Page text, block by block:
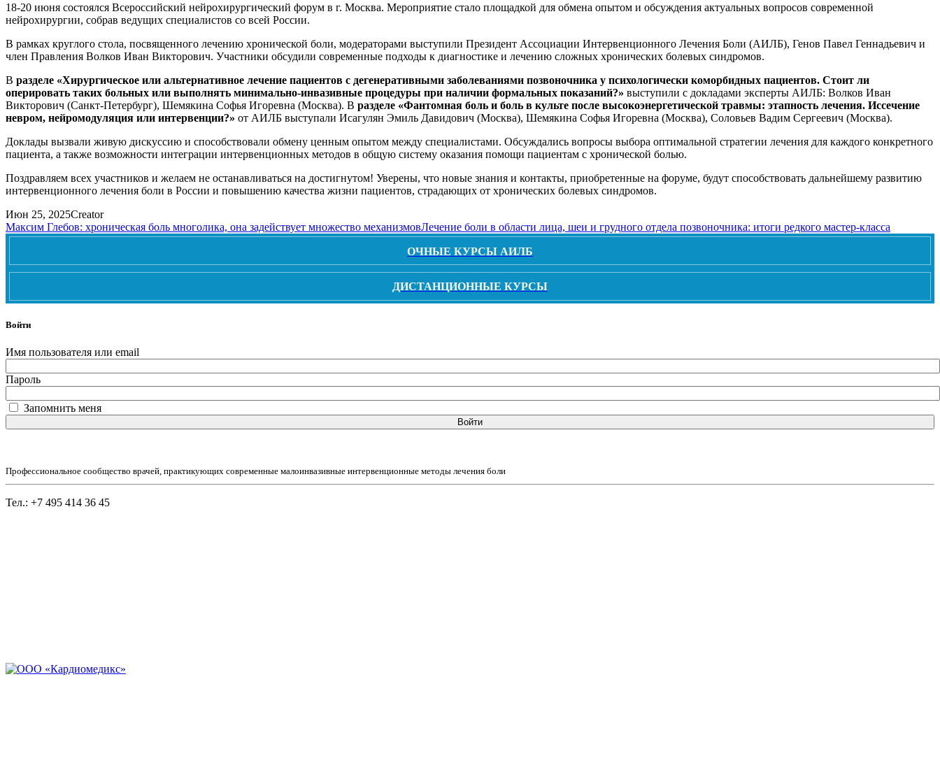
18-20 июня состоялся Всероссийский нейрохирургический форум в г. Москва. Мероприятие стало площадкой для обмена опытом и обсуждения актуальных вопросов современной
нейрохирургии, собрав ведущих специалистов со всей России.
В рамках круглого стола, посвященного лечению хронической боли, модераторами выступили Президент Ассоциации Интервенционного Лечения Боли (АИЛБ), Генов Павел Геннадьевич и
член Правления Волков Иван Викторович. Участники обсудили современные подходы к диагностике и лечению сложных хронических болевых синдромов.
В разделе «Хирургическое или альтернативное лечение пациентов с дегенеративными заболеваниями позвоночника у психологически коморбидных пациентов. Стоит ли
оперировать таких больных или выполнять минимально-инвазивные процедуры при наличии формальных показаний?» выступили с докладами эксперты АИЛБ: Волков Иван
Викторович (Санкт-Петербург), Шемякина Софья Игоревна (Москва). В разделе «Фантомная боль и боль в культе после высокоэнергетической травмы: этапность лечения. Иссечение
невром, нейромодуляция или интервенции?» от АИЛБ выступали Исагулян Эмиль Давидович (Москва), Шемякина Софья Игоревна (Москва), Соловьев Вадим Сергеевич (Москва).
Доклады вызвали живую дискуссию и способствовали обмену ценным опытом между специалистами. Обсуждались вопросы выбора оптимальной стратегии лечения для каждого конкретного
пациента, а также возможности интеграции интервенционных методов в общую систему оказания помощи пациентам с хронической болью.
Поздравляем всех участников и желаем не останавливаться на достигнутом! Уверены, что новые знания и контакты, приобретенные на форуме, будут способствовать дальнейшему развитию
интервенционного лечения боли в России и повышению качества жизни пациентов, страдающих от хронических болевых синдромов.
Июн 25, 2025Creator
Максим Глебов: хроническая боль многолика, она задействует множество механизмовЛечение боли в области лица, шеи и грудного отдела позвоночника: итоги редкого мастер-класса
ОЧНЫЕ КУРСЫ АИЛБ
ДИСТАНЦИОННЫЕ КУРСЫ
Войти
Имя пользователя или email
Пароль
Запомнить меня
Войти
Профессиональное сообщество врачей, практикующих современные малоинвазивные интервенционные методы лечения боли
Тел.: +7 495 414 36 45